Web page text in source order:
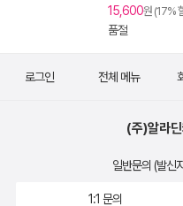
15,600원 (17%
품절
로그인 전체 메뉴
(주)알라
일반문의 (발신
1:1 문의